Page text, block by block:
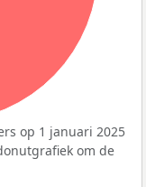
op 1 januari 2025
om de